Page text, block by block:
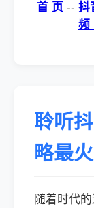
首 页 -- 抖
频
聆听
略最
随着时代